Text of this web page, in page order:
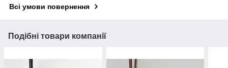
Всі умови повернення
Подібні товари компанії